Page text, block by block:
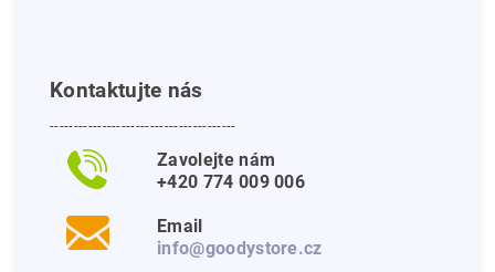
Kontaktujte nás
---------------------------------------
Zavolejte nám
+420 774 009 006
Email
info@goodystore.cz